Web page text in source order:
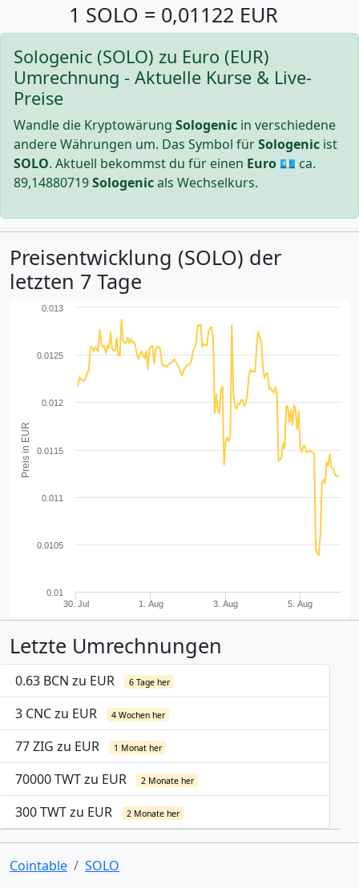
1 SOLO = 0,01122 EUR
Sologenic (SOLO) zu Euro (EUR)
Umrechnung - Aktuelle Kurse & Live-
Preise
Wandle die Kryptowärung Sologenic in verschiedene
andere Währungen um. Das Symbol fürSologenic ist
SOLO. Aktuell bekommst du für einen Euro 💶 ca.
89,14880719Sologenicals Wechselkurs.
Preisentwicklung (SOLO) der
letzten 7 Tage
Preis in EUR
30. Jul 1. Aug 3. Aug 5. Aug
0.01
0.0105
0.011
0.0115
0.012
0.0125
0.013
Letzte Umrechnungen
0.63 BCN zu EUR 6 Tage her
3 CNC zu EUR 4 Wochen her
77 ZIG zu EUR 1 Monat her
70000 TWT zu EUR 2 Monate her
300 TWT zu EUR 2 Monate her
Cointable SOLO